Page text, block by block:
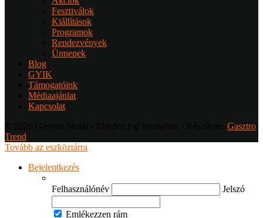
Fesztiválok
Kiállítások
Programok
Rendezvények
Ünnepek
Blog
GYIK
Támogatóink
Médiaajánlat
Kapcsolat
Gasztro
Trend
Tovább az eszköztárra
Bejelentkezés
Felhasználónév Jelszó
Emlékezzen rám